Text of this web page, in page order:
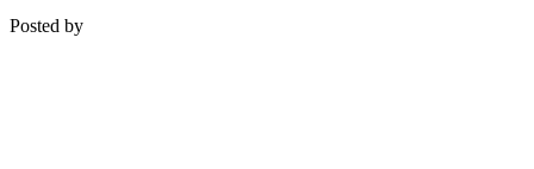
Posted by